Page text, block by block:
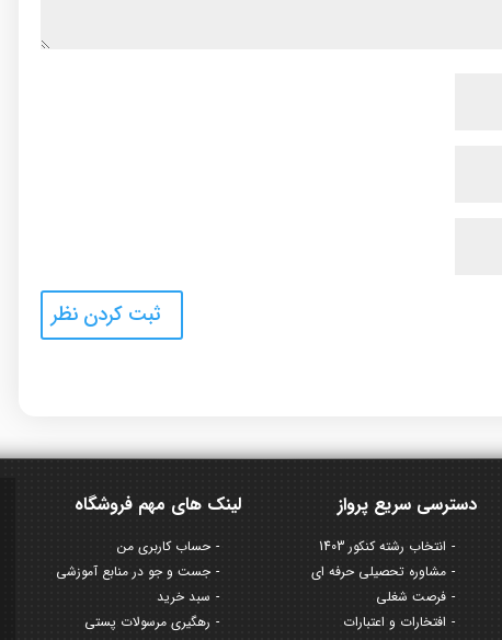
لینک های مهم فروشگاه
حساب کاربری من
جست و جو در منابع آموزشی
سبد خرید
رهگیری مرسولات پستی
دسترسی سریع پرواز
انتخاب رشته کنکور 1403
مشاوره تحصیلی حرفه ای
فرصت شغلی
افتخارات و اعتبارات